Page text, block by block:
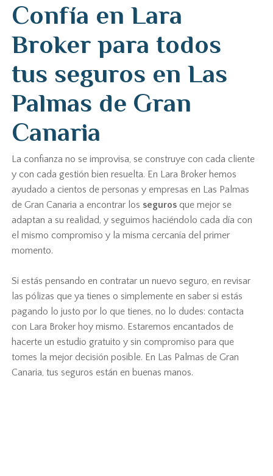
Confía en Lara
Broker para todos
tus seguros en Las
Palmas de Gran
Canaria
La confianza no se improvisa, se construye con cada cliente
y con cada gestión bien resuelta. En Lara Broker hemos
ayudado a cientos de personas y empresas en Las Palmas
de Gran Canaria a encontrar los seguros que mejor se
adaptan a su realidad, y seguimos haciéndolo cada día con
el mismo compromiso y la misma cercanía del primer
momento.
Si estás pensando en contratar un nuevo seguro, en revisar
las pólizas que ya tienes o simplemente en saber si estás
pagando lo justo por lo que tienes, no lo dudes: contacta
con Lara Broker hoy mismo. Estaremos encantados de
hacerte un estudio gratuito y sin compromiso para que
tomes la mejor decisión posible. En Las Palmas de Gran
Canaria, tus seguros están en buenas manos.